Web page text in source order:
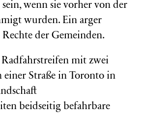
wenn sie vorher von der
wurden. Ein arger
der Gemeinden.
beidseitig befahrbare